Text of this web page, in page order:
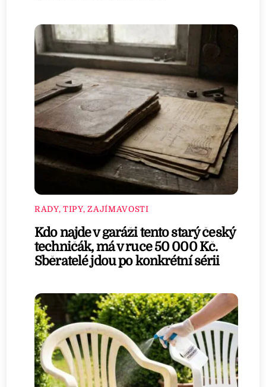
RADY, TIPY, ZAJÍMAVOSTI
Kdo najde v garáži tento starý český
techničák, má v ruce 50 000 Kč.
Sběratelé jdou po konkrétní sérii